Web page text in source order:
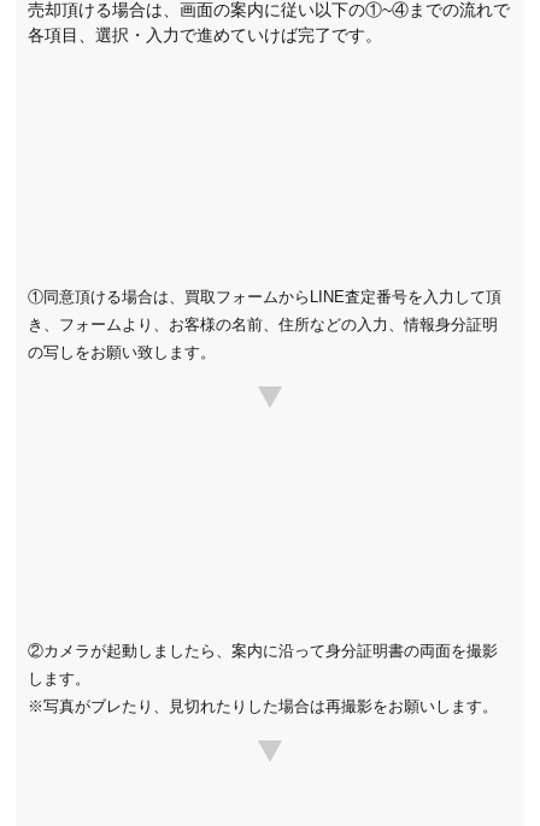
売却頂ける場合は、画面の案内に従い以下の①~④までの流れで
各項目、選択・入力で進めていけば完了です。
①同意頂ける場合は、買取フォームからLINE査定番号を入力して頂
き、フォームより、お客様の名前、住所などの入力、情報身分証明
の写しをお願い致します。
②カメラが起動しましたら、案内に沿って身分証明書の両面を撮影
します。
※写真がブレたり、見切れたりした場合は再撮影をお願いします。